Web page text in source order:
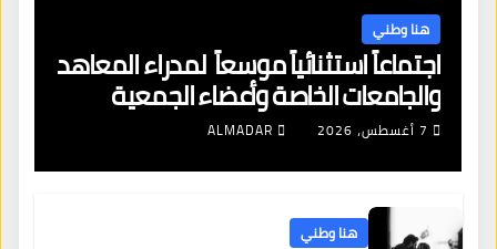
هنا وطني
اجتماعاً استثنائياً موسعاً لمدراء المعاهد
والجامعات الخاصة وأعضاء الجمعية
العمومية للنقابة العامة لمؤسسات
التعليم والتدريب الخاص في ليبيا
7 أغسطس، 2026 ALMADAR
هنا وطني